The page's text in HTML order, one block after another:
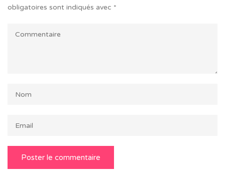
obligatoires sont indiqués avec *